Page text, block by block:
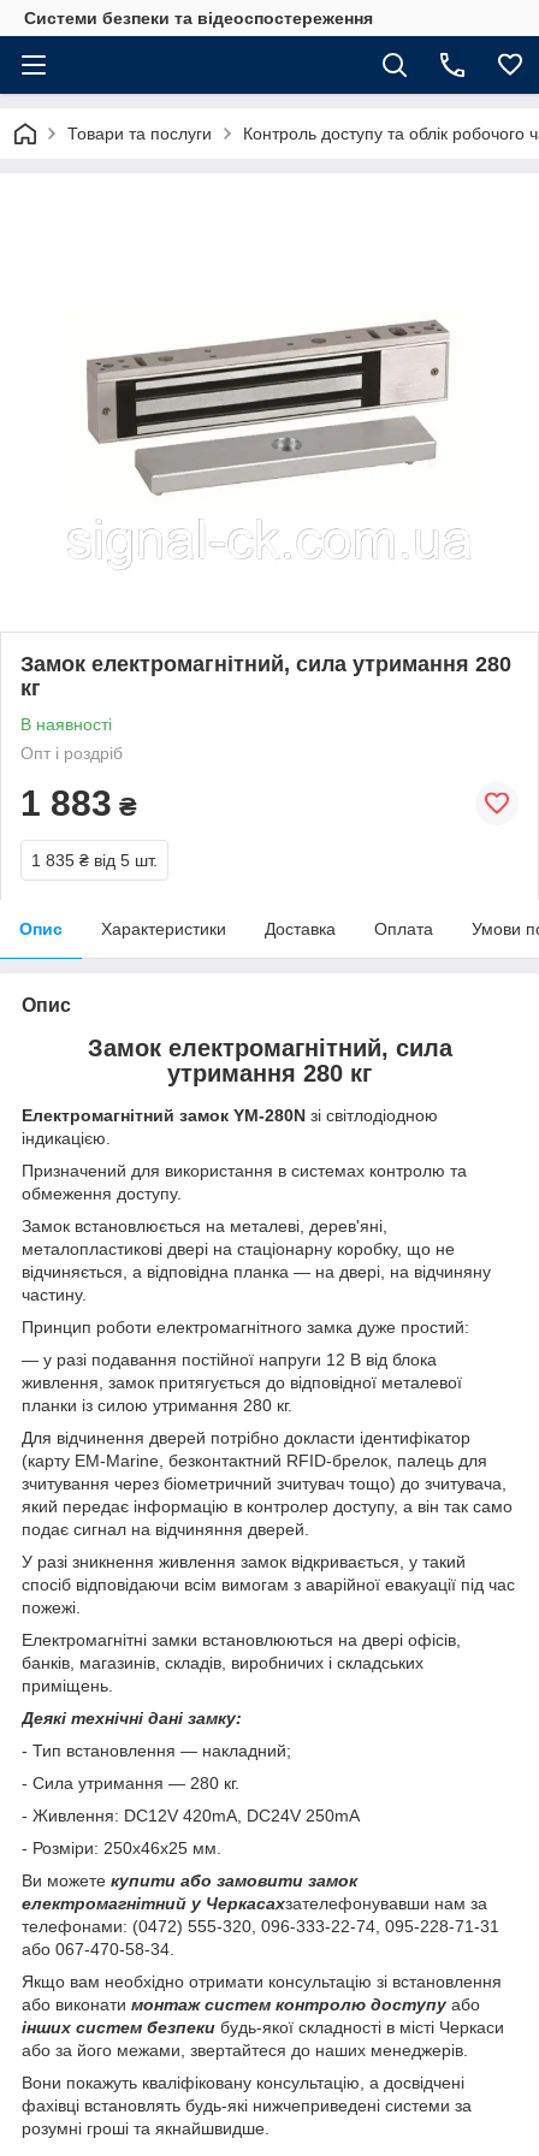
Системи безпеки та відеоспостереження
Товари та послуги Контроль доступу та облік робочого
Замок електромагнітний, сила утримання 280
кг
В наявності
Опт і роздріб
1 883 ₴
1 835 ₴ від 5 шт.
Опис Характеристики Доставка Оплата Умови
Опис
Замок електромагнітний, сила
утримання 280 кг
Електромагнітний замок YM-280N зі світлодіодною
індикацією.
Призначений для використання в системах контролю та
обмеження доступу.
Замок встановлюється на металеві, дерев'яні,
металопластикові двері на стаціонарну коробку, що не
відчиняється, а відповідна планка — на двері, на відчиняну
частину.
Принцип роботи електромагнітного замка дуже простий:
— у разі подавання постійної напруги 12 В від блока
живлення, замок притягується до відповідної металевої
планки із силою утримання 280 кг.
Для відчинення дверей потрібно докласти ідентифікатор
(карту EM-Marine, безконтактний RFID-брелок, палець для
зчитування через біометричний зчитувач тощо) до зчитувача,
який передає інформацію в контролер доступу, а він так само
подає сигнал на відчиняння дверей.
У разі зникнення живлення замок відкривається, у такий
спосіб відповідаючи всім вимогам з аварійної евакуації під час
пожежі.
Електромагнітні замки встановлюються на двері офісів,
банків, магазинів, складів, виробничих і складських
приміщень.
Деякі технічні дані замку:
- Тип встановлення — накладний;
- Сила утримання — 280 кг.
- Живлення: DC12V 420mA, DC24V 250mA
- Розміри: 250х46х25 мм.
Ви можете купити або замовити замок
електромагнітний у Черкасахзателефонувавши нам за
телефонами: (0472) 555-320, 096-333-22-74, 095-228-71-31
або 067-470-58-34.
Якщо вам необхідно отримати консультацію зі встановлення
або виконати монтаж систем контролю доступу або
інших систем безпеки будь-якої складності в місті Черкаси
або за його межами, звертайтеся до наших менеджерів.
Вони покажуть кваліфіковану консультацію, а досвідчені
фахівці встановлять будь-які нижчеприведені системи за
розумні гроші та якнайшвидше.